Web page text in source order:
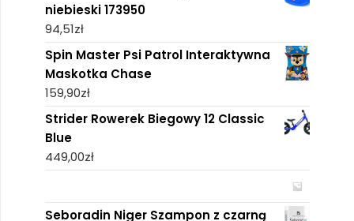
niebieski 173950
94,51zł
Spin Master Psi Patrol Interaktywna
Maskotka Chase
159,90zł
Strider Rowerek Biegowy 12 Classic
Blue
449,00zł
Seboradin Niger Szampon z czarną